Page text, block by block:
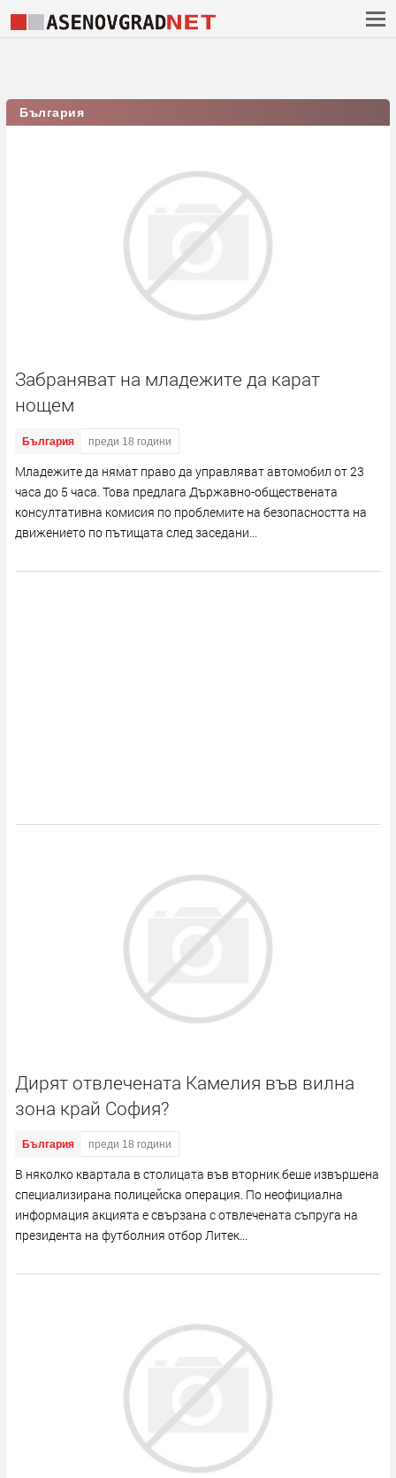
България
Забраняват на младежите да карат
нощем
България преди 18 години
Младежите да нямат право да управляват автомобил от 23
часа до 5 часа. Това предлага Държавно-обществената
консултативна комисия по проблемите на безопасността на
движението по пътищата след заседани...
Дирят отвлечената Камелия във вилна
зона край София?
България преди 18 години
В няколко квартала в столицата във вторник беше извършена
специализирана полицейска операция. По неофициална
информация акцията е свързана с отвлечената съпруга на
президента на футболния отбор Литек...